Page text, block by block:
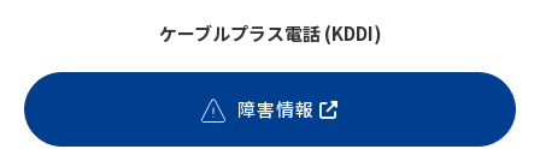
ケーブルプラス電話 (KDDI)
障害情報